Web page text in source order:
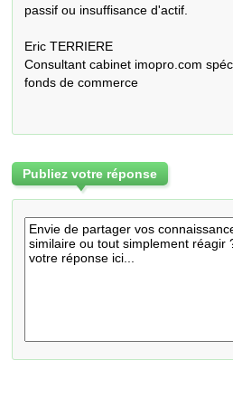
passif ou insuffisance d'actif.
Eric TERRIERE
Consultant cabinet imopro.com
fonds de commerce
Publiez votre réponse